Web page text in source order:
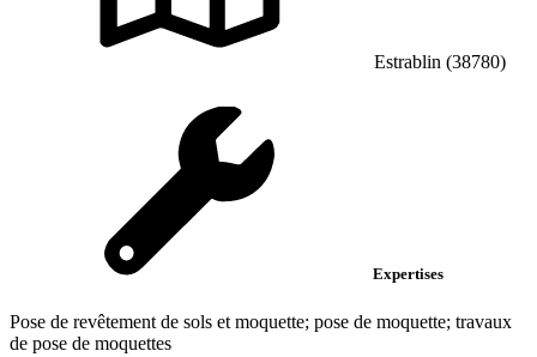
Estrablin (38780)
Expertises
Pose de revêtement de sols et moquette; pose de moquette; travaux
de pose de moquettes